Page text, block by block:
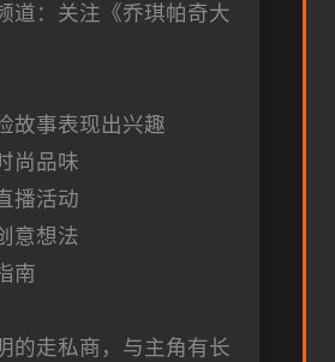
道：关注《乔琪帕奇大
故事表现出兴趣
尚品味
播活动
意想法
南
的走私商，与主角有长